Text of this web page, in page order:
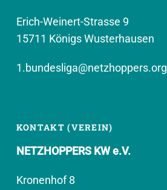
Erich-Weinert-Strasse 9
15711 Königs Wusterhausen
1.bundesliga@netzhoppers.org
KONTAKT (VEREIN)
NETZHOPPERS KW e.V.
Kronenhof 8